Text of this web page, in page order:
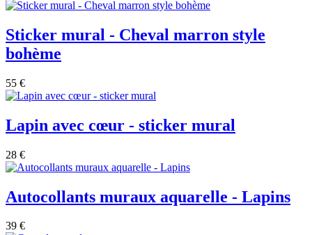
Sticker mural - Cheval marron style
bohème
55 €
Lapin avec cœur - sticker mural
28 €
Autocollants muraux aquarelle - Lapins
39 €